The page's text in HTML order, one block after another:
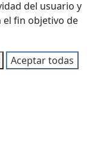
del usuario y
el fin objetivo de
Aceptar todas